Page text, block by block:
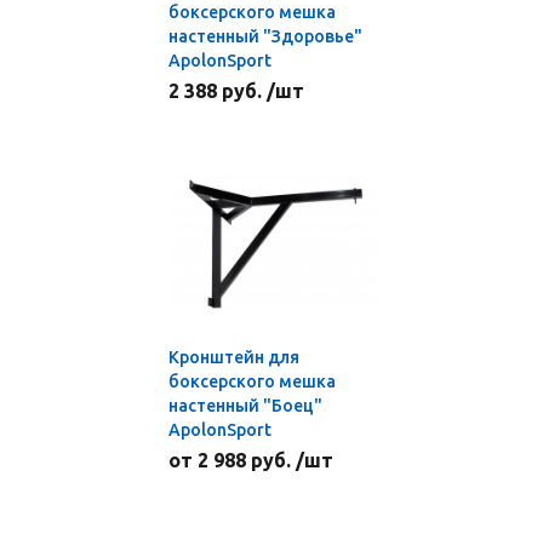
боксерского мешка
настенный "Здоровье"
ApolonSport
2 388 руб. /шт
Кронштейн для
боксерского мешка
настенный "Боец"
ApolonSport
от 2 988 руб. /шт